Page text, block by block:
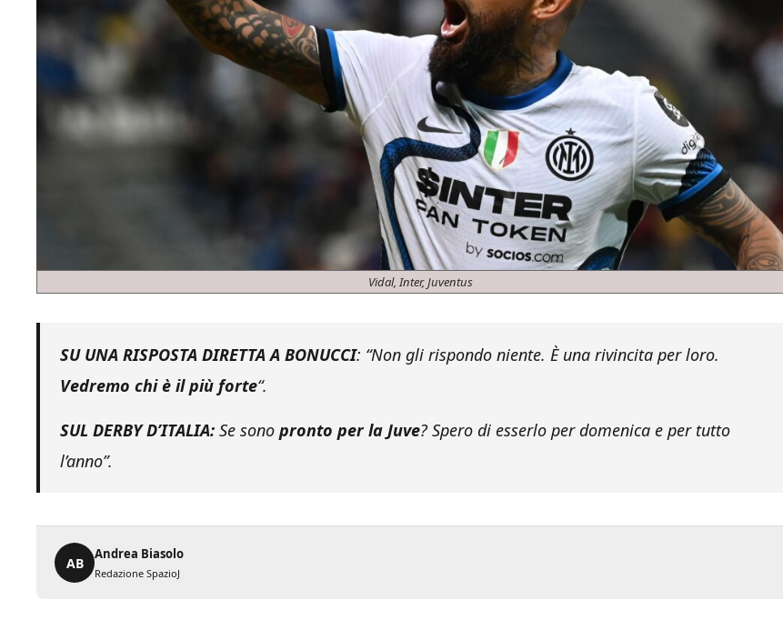
Vidal, Inter, Juventus
SU UNA RISPOSTA DIRETTA A BONUCCI: “Non gli rispondo niente. È una rivincita per loro.
Vedremo chi è il più forte“.
SUL DERBY D’ITALIA: Se sono pronto per la Juve? Spero di esserlo per domenica e per tutto
l’anno”.
AB
Andrea Biasolo
Redazione SpazioJ